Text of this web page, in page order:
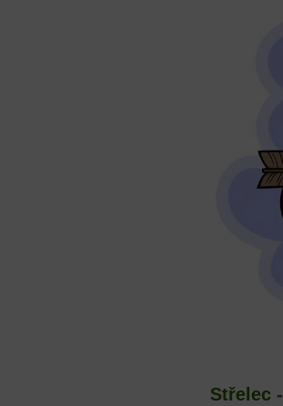
Střelec